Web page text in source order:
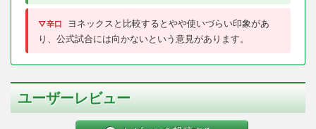
▽辛口
ヨネックスと比較するとやや使いづらい印象があ
り、公式試合には向かないという意見があります。
ユーザーレビュー